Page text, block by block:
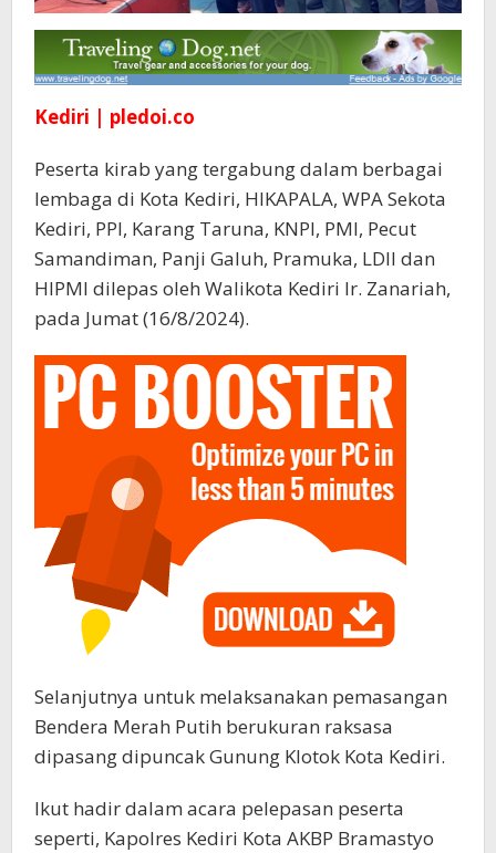
Kediri | pledoi.co
Peserta kirab yang tergabung dalam berbagai
lembaga di Kota Kediri, HIKAPALA, WPA Sekota
Kediri, PPI, Karang Taruna, KNPI, PMI, Pecut
Samandiman, Panji Galuh, Pramuka, LDII dan
HIPMI dilepas oleh Walikota Kediri Ir. Zanariah,
pada Jumat (16/8/2024).
Selanjutnya untuk melaksanakan pemasangan
Bendera Merah Putih berukuran raksasa
dipasang dipuncak Gunung Klotok Kota Kediri.
Ikut hadir dalam acara pelepasan peserta
seperti, Kapolres Kediri Kota AKBP Bramastyo